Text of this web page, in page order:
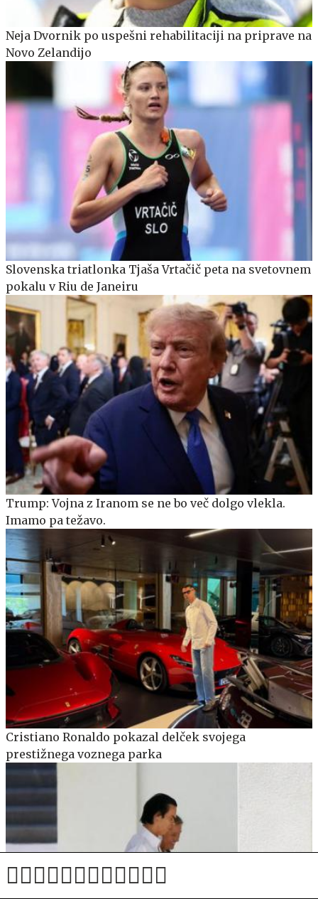
Neja Dvornik po uspešni rehabilitaciji na priprave na
Novo Zelandijo
Slovenska triatlonka Tjaša Vrtačič peta na svetovnem
pokalu v Riu de Janeiru
Trump: Vojna z Iranom se ne bo več dolgo vlekla.
Imamo pa težavo.
Cristiano Ronaldo pokazal delček svojega
prestižnega voznega parka